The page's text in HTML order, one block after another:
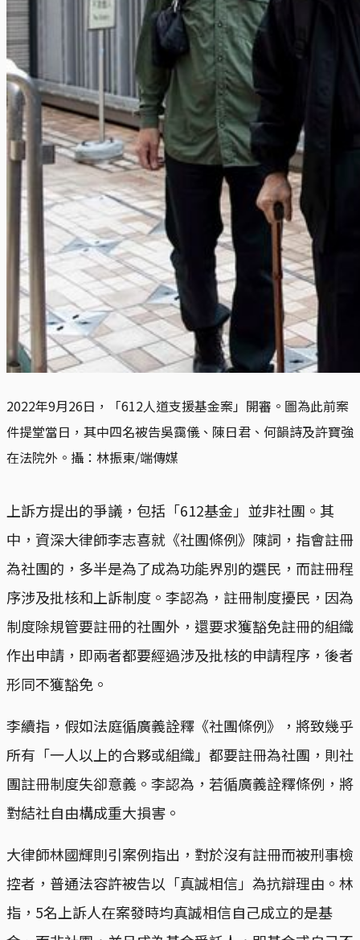
2022年9月26日，「612人道支援基金案」開審。圖為此前案
件提堂當日，其中四名被告吳靄儀、陳日君、何韻詩及許寶強
在法院外。攝：林振東/端傳媒
上訴方提出的爭議，包括「612基金」並非社團。其
中，資深大律師李志喜就《社團條例》陳詞，指會註冊
為社團的，多半是為了成為功能界別的選民，而註冊程
序涉及批核和上訴制度。李認為，註冊制度擾民，因為
制度除規管要註冊的社團外，還要求獲豁免註冊的組織
作出申請，即兩者都要經過涉及批核的申請程序，後者
形同不獲豁免。
李續指，假如法庭循廣義詮釋《社團條例》，將致幾乎
所有「一人以上的合夥或組織」都要註冊為社團，則社
團註冊制度失卻意義。李認為，若循廣義詮釋條例，將
對結社自由構成重大損害。
大律師林國輝則引案例指出，對於沒有註冊而被刑事檢
控者，普通法容許被告以「真誠相信」為抗辯理由。林
指，5名上訴人在案發時均真誠相信自己成立的是基